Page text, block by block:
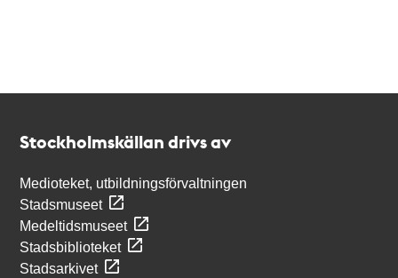
Stockholmskällan drivs av
Medioteket, utbildningsförvaltningen
Stadsmuseet
Medeltidsmuseet
Stadsbiblioteket
Stadsarkivet